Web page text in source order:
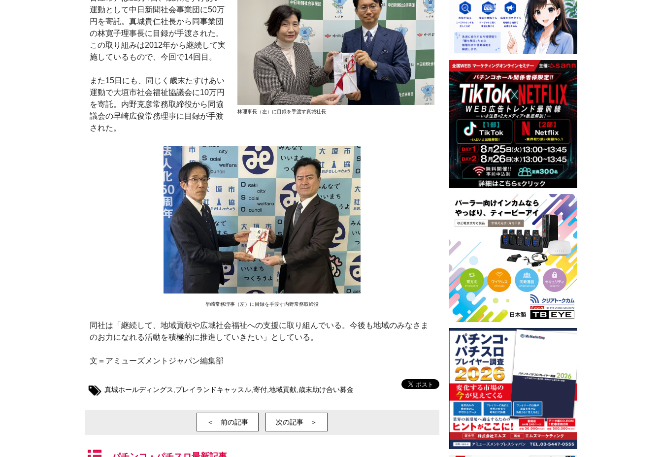
林理事長（左）に目録を手渡す真城社長
運動として中日新聞社会事業団に50万
円を寄託。真城貴仁社長から同事業団
の林寛子理事長に目録が手渡された。
この取り組みは2012年から継続して実
施しているもので、今回で14回目。
また15日にも、同じく歳末たすけあい
運動で大垣市社会福祉協議会に10万円
を寄託。内野克彦常務取締役から同協
議会の早崎広俊常務理事に目録が手渡
された。
早崎常務理事（左）に目録を手渡す内野常務取締役
同社は「継続して、地域貢献や広域社会福祉への支援に取り組んでいる。今後も地域のみなさま
のお力になれる活動を積極的に推進していきたい」としている。
文＝アミューズメントジャパン編集部
真城ホールディングス,プレイランドキャッスル,寄付,地域貢献,歳末助け合い募金
＜ 前の記事 次の記事 ＞